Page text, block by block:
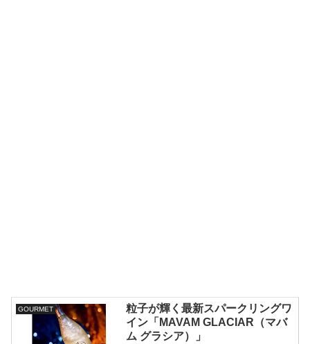
GOURMET
粒子が輝く最新スパークリングワ
イン「MAVAM GLACIAR（マバ
ム グラシア）」